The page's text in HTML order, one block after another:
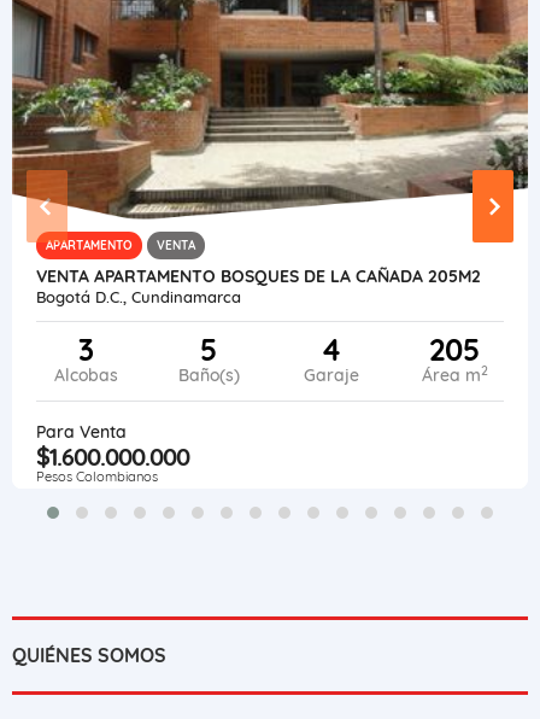
APARTAMENTO VENTA
VENTA APARTAMENTO BOSQUES DE LA CAÑADA 205M2
Bogotá D.C., Cundinamarca
3
Alcobas
5
Baño(s)
4
Garaje
205
Área m2
Para Venta
$1.600.000.000
Pesos Colombianos
QUIÉNES SOMOS